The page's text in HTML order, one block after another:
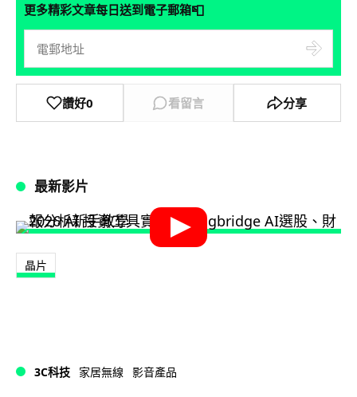
更多精彩文章每日送到電子郵箱📮
讚好0 看留言 分享
最新影片
晶片
3C科技 家居無線 影音產品